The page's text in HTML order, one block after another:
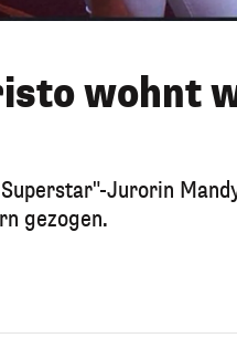
wohnt
Jurorin
gezogen.